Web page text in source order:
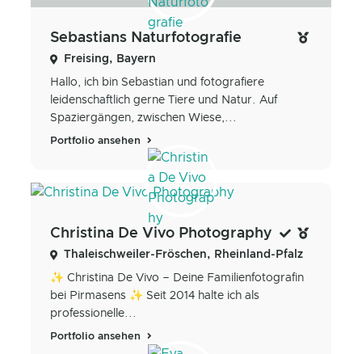
Sebastians Naturfotografie
Freising, Bayern
Hallo, ich bin Sebastian und fotografiere
leidenschaftlich gerne Tiere und Natur. Auf
Spaziergängen, zwischen Wiese,...
Portfolio ansehen
Christina De Vivo Photography
Thaleischweiler-Fröschen, Rheinland-Pfalz
✨ Christina De Vivo – Deine Familienfotografin
bei Pirmasens ✨ Seit 2014 halte ich als
professionelle...
Portfolio ansehen